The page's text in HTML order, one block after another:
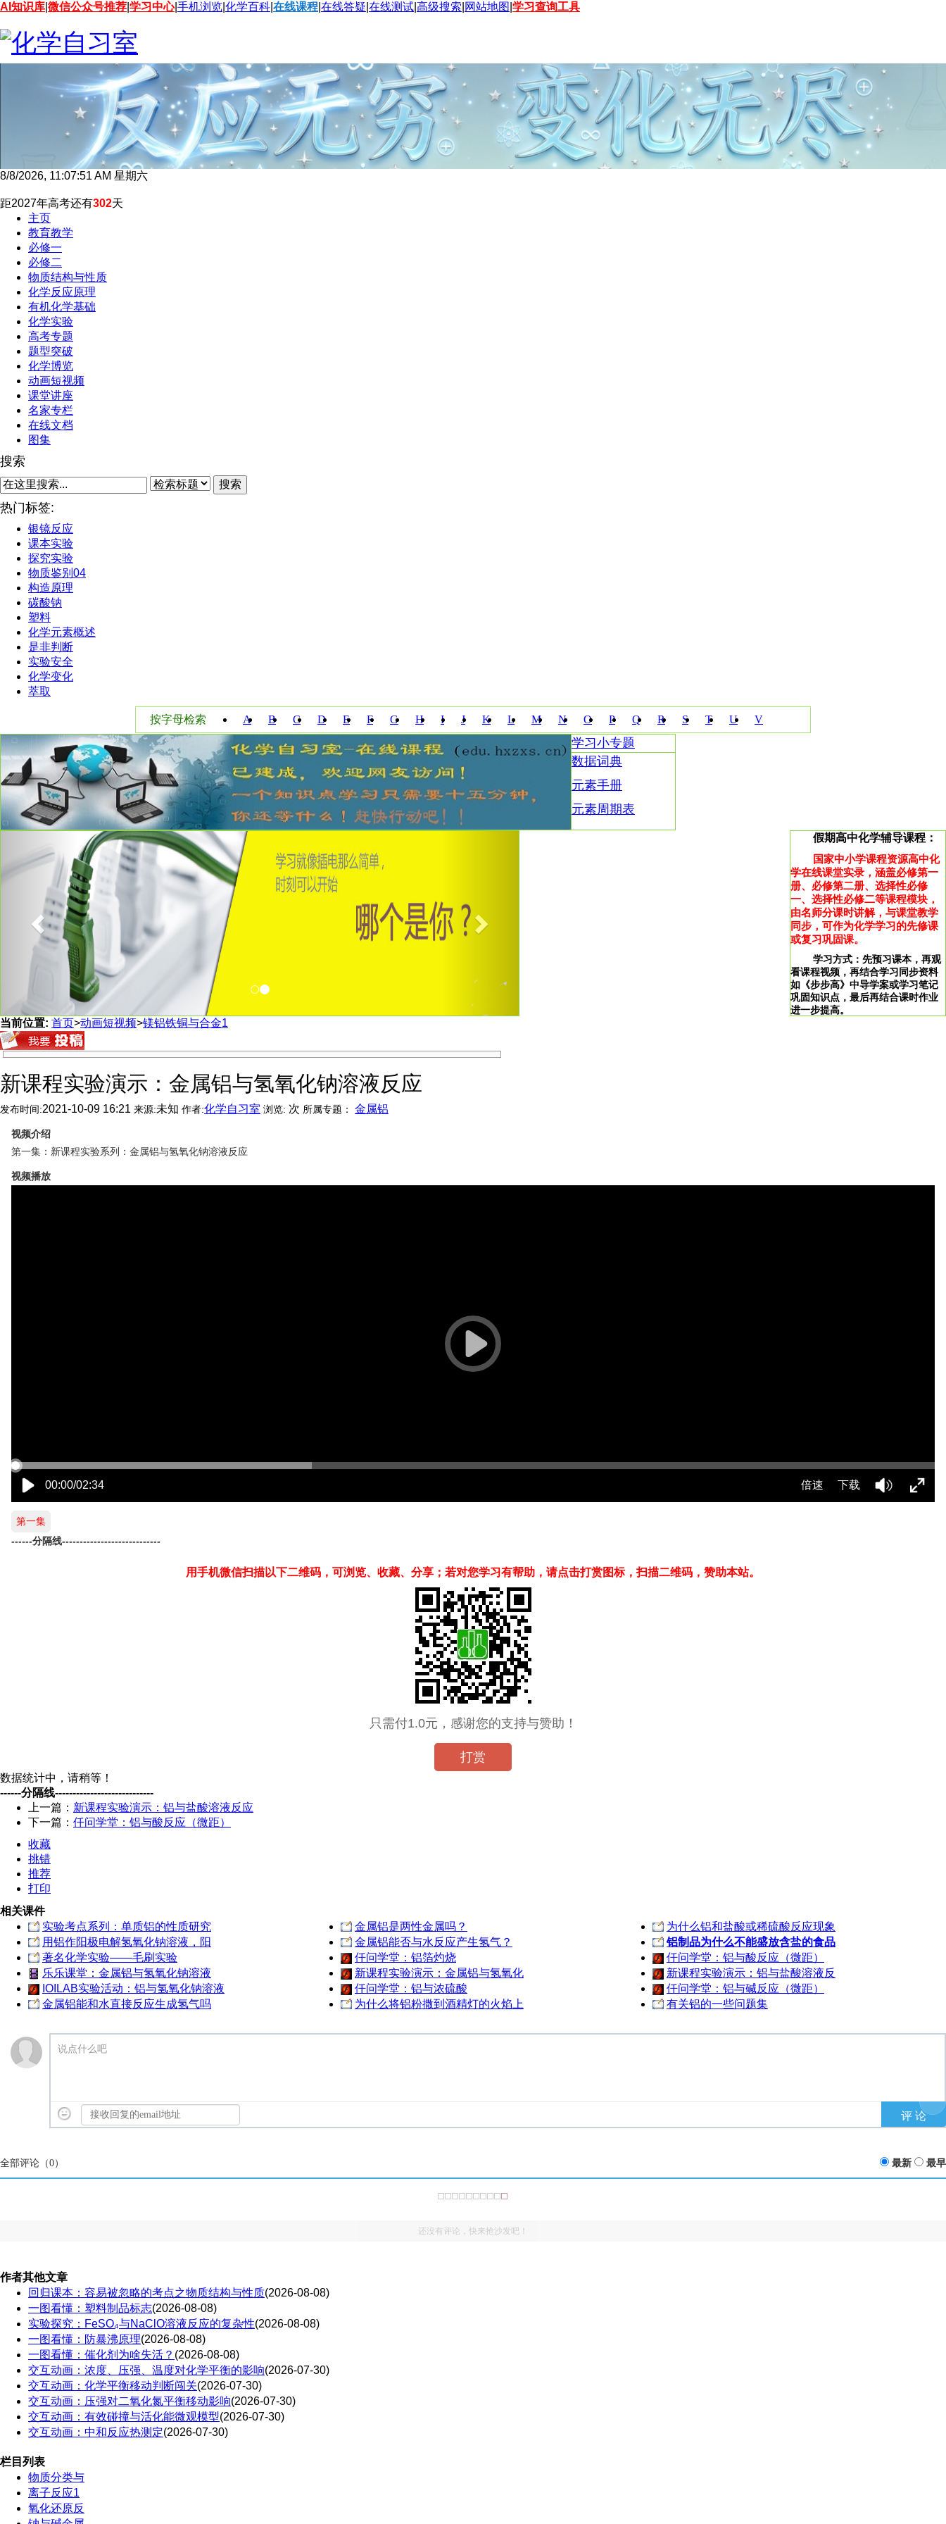
AI知识库 微信公众号推荐 学习中心|手机浏览 化学百科 在线课程 在线答疑 在线测试 高级搜索 网站地图 学习查询工具
8/8/2026, 11:07:52 AM 星期六
距2027年高考还有302天
主页
教育教学
必修一
必修二
物质结构与性质
化学反应原理
有机化学基础
化学实验
高考专题
题型突破
化学博览
动画短视频
课堂讲座
名家专栏
在线文档
图集
搜索
搜索
热门标签:
银镜反应
课本实验
探究实验
物质鉴别04
构造原理
碳酸钠
塑料
化学元素概述
是非判断
实验安全
化学变化
萃取
按字母检索 A B C D E F G H I J K L M N O P Q R S T U V
W X Y Z
学习小专题
数据词典
元素手册
元素周期表
Previous 假期高中化学辅导课程：
国家中小学课程资源高中化
学在线课堂实录，涵盖必修第一
册、必修第二册、选择性必修
一、选择性必修二等课程模块，
由名师分课时讲解，与课堂教学
同步，可作为化学学习的先修课
或复习巩固课。
学习方式：先预习课本，再观
看课程视频，再结合学习同步资料
如《步步高》中导学案或学习笔记
巩固知识点，最后再结合课时作业
进一步提高。
当前位置: 首页>动画短视频>镁铝铁铜与合金1
新课程实验演示：金属铝与氢氧化钠溶液反应
发布时间:2021-10-09 16:21 来源:未知 作者:化学自习室 浏览: 次 所属专题： 金属铝
视频介绍
第一集：新课程实验系列：金属铝与氢氧化钠溶液反应
视频播放
第一集
------分隔线----------------------------
用手机微信扫描以下二维码，可浏览、收藏、分享；若对您学习有帮助，请点击打赏图标，扫描二维码，赞助本站。
只需付1.0元，感谢您的支持与赞助！
打赏
数据统计中，请稍等！
------分隔线----------------------------
上一篇： 新课程实验演示：铝与盐酸溶液反应
下一篇： 仟问学堂：铝与酸反应（微距）
收藏
挑错
推荐
打印
相关课件
实验考点系列：单质铝的性质研究
金属铝是两性金属吗？
为什么铝和盐酸或稀硫酸反应现象
用铝作阳极电解氢氧化钠溶液，阳
金属铝能否与水反应产生氢气？
铝制品为什么不能盛放含盐的食品
著名化学实验——毛刷实验
仟问学堂：铝箔灼烧
仟问学堂：铝与酸反应（微距）
乐乐课堂：金属铝与氢氧化钠溶液
新课程实验演示：金属铝与氢氧化
新课程实验演示：铝与盐酸溶液反
IOILAB实验活动：铝与氢氧化钠溶液
仟问学堂：铝与浓硫酸
仟问学堂：铝与碱反应（微距）
金属铝能和水直接反应生成氢气吗
为什么将铝粉撒到酒精灯的火焰上 有关铝的一些问题集
说点什么吧
全部评论（0） 最新 最早
还没有评论，快来抢沙发吧！
作者其他文章
回归课本：容易被忽略的考点之物质结构与性质(2026-08-08)
一图看懂：塑料制品标志(2026-08-08)
实验探究：FeSO₄与NaClO溶液反应的复杂性(2026-08-08)
一图看懂：防暴沸原理(2026-08-08)
一图看懂：催化剂为啥失活？ (2026-08-08)
交互动画：浓度、压强、温度对化学平衡的影响(2026-07-30)
交互动画：化学平衡移动判断闯关(2026-07-30)
交互动画：压强对二氧化氮平衡移动影响(2026-07-30)
交互动画：有效碰撞与活化能微观模型(2026-07-30)
交互动画：中和反应热测定(2026-07-30)
栏目列表
物质分类与
离子反应1
氧化还原反